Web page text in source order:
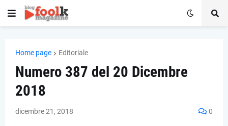
Home page Editoriale
Numero 387 del 20 Dicembre
2018
dicembre 21, 2018 0